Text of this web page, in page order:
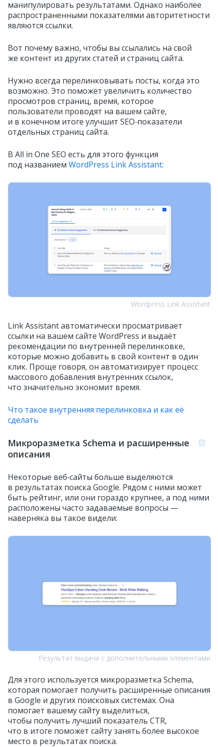
манипулировать результатами. Однако наиболее
распространенными показателями авторитетности
являются ссылки.
Вот почему важно, чтобы вы ссылались на свой
же контент из других статей и страниц сайта.
Нужно всегда перелинковывать посты, когда это
возможно. Это поможет увеличить количество
просмотров страниц, время, которое
пользователи проводят на вашем сайте,
и в конечном итоге улучшит SEO‑показатели
отдельных страниц сайта.
В All in One SEO есть для этого функция
под названием WordPress Link Assistant:
Wordpress Link Assistant
Link Assistant автоматически просматривает
ссылки на вашем сайте WordPress и выдаёт
рекомендации по внутренней перелинковке,
которые можно добавить в свой контент в один
клик. Проще говоря, он автоматизирует процесс
массового добавления внутренних ссылок,
что значительно экономит время.
Что такое внутренняя перелинковка и как её
сделать
Микроразметка Schema и расширенные
описания
Некоторые веб‑сайты больше выделяются
в результатах поиска Google. Рядом с ними может
быть рейтинг, или они гораздо крупнее, а под ними
расположены часто задаваемые вопросы —
наверняка вы такое видели:
Результат выдачи с дополнительными элементами
Для этого используется микроразметка Schema,
которая помогает получить расширенные описания
в Google и других поисковых системах. Она
помогает вашему сайту выделиться,
чтобы получить лучший показатель CTR,
что в итоге поможет сайту занять более высокое
место в результатах поиска.